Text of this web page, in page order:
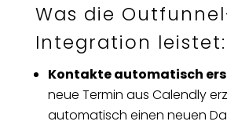
Was die
Integration leistet:
Kontakte automatisch
neue Termin aus Calendly
automatisch einen neuen